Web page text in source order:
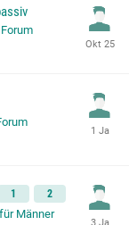
1 2
Männer